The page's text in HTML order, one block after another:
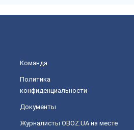
Команда
Политика
конфиденциальности
Документы
Журналисты OBOZ.UA на месте